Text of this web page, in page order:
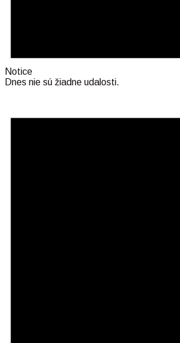
Notice
Dnes nie sú žiadne udalosti.